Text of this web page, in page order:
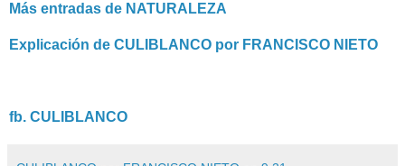
Más entradas de NATURALEZA
Explicación de CULIBLANCO por FRANCISCO NIETO
fb. CULIBLANCO